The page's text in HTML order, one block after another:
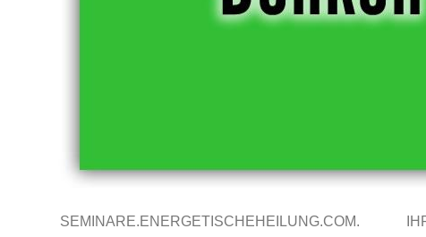
SEMINARE.ENERGETISCHEHEILUNG.COM.